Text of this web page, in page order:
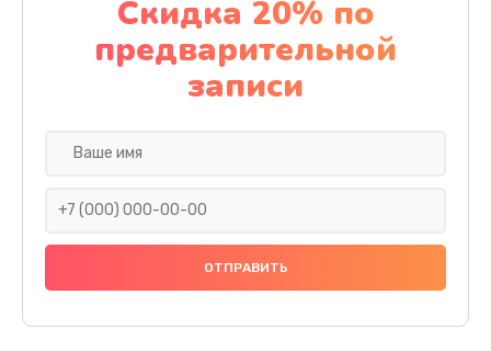
Чистка от пыли
1060 руб.
Заказать
Ремонт подсветки
Скидка 20% по
предварительной
записи